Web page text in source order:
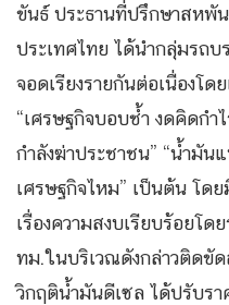
ขันธ์ ประธานที่ปรึกษาสหพั
ประเทศไทย ได้นำกลุ่มรถ
จอดเรียงรายกันต่อเนื่องโ
“เศรษฐกิจบอบช้ำ งดคิดกำ
กำลังฆ่าประชาชน” “น้ำมัน
เศรษฐกิจไหม” เป็นต้น โด
เรื่องความสงบเรียบร้อยโด
ทม.ในบริเวณดังกล่าวติดขั
วิกฤติน้ำมันดีเซล ได้ปรับรา